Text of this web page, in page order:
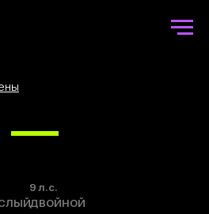
9 л.с.
ДВОЙНОЙ